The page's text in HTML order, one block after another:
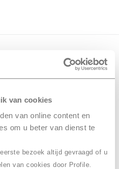
van cookies
van online content en
om u beter van dienst te
bezoek altijd gevraagd of u
van cookies door Profile.